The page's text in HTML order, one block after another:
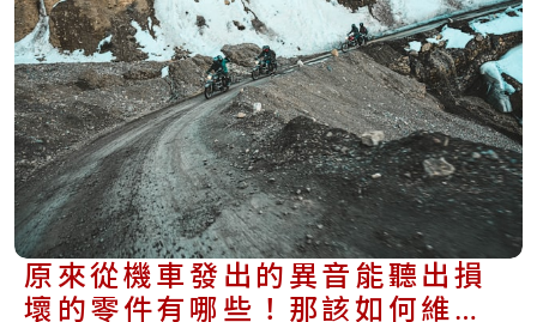
原來從機車發出的異音能聽出損
壞的零件有哪些！那該如何維修